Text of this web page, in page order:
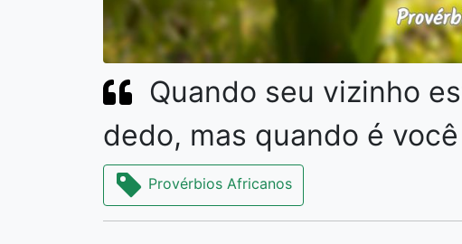
Quando seu vizinho
dedo, mas quando é
Provérbios Africanos